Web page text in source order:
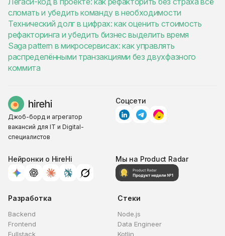
сломать и убедить команду в необходимости
Технический долг в цифрах: как оценить стоимость
рефакторинга и убедить бизнес выделить время
Saga pattern в микросервисах: как управлять
распределёнными транзакциями без двухфазного
коммита
Джоб-борд и агрегатор
вакансий для IT и Digital-
специалистов
Соцсети
Нейронки о HireHi Мы на Product Radar
Разработка
Backend
Frontend
Fullstack
Стеки
Node.js
Data Engineer
Kotlin